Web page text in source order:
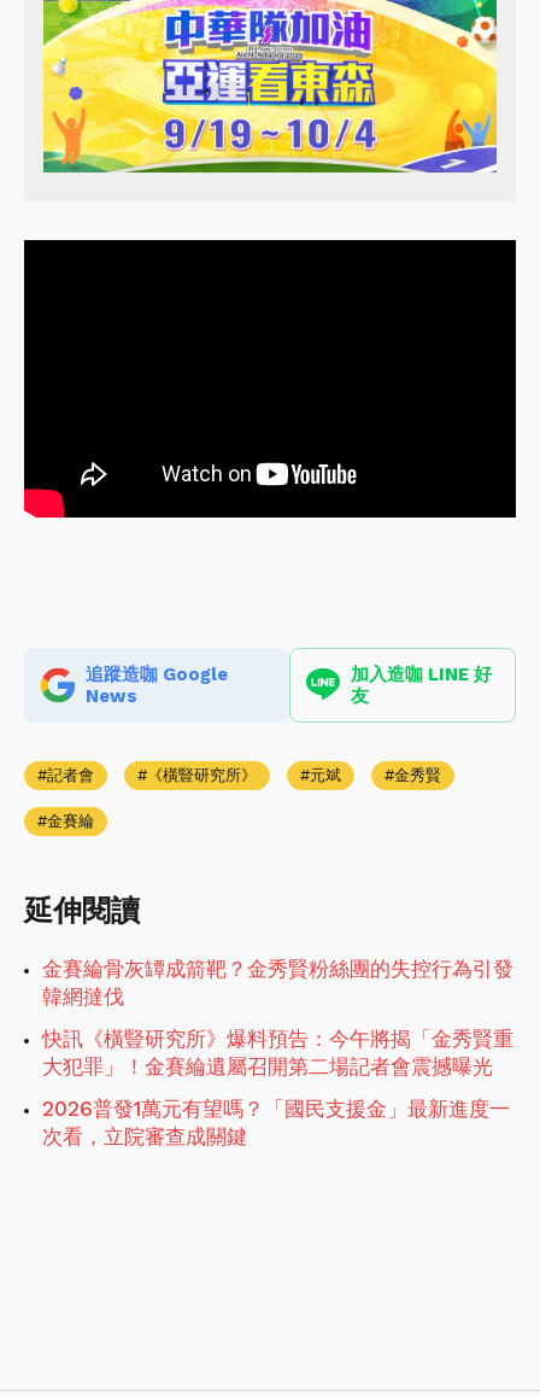
追蹤造咖 Google
News
加入造咖 LINE 好
友
記者會 《橫豎研究所》 元斌 金秀賢
金賽綸
延伸閱讀
金賽綸骨灰罈成箭靶？金秀賢粉絲團的失控行為引發
韓網撻伐
快訊《橫豎研究所》爆料預告：今午將揭「金秀賢重
大犯罪」！金賽綸遺屬召開第二場記者會震撼曝光
2026普發1萬元有望嗎？「國民支援金」最新進度一
次看，立院審查成關鍵